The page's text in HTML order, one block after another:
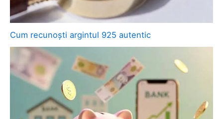
Cum recunoști argintul 925 autentic